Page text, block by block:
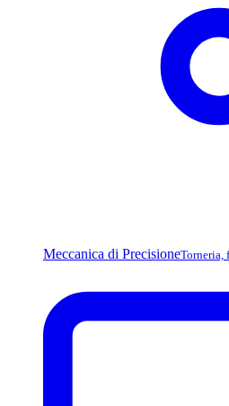
Meccanica di PrecisioneTorneria,